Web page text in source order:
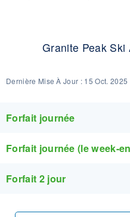
Granite Peak
Dernière Mise À Jour : 15 Oct. 2025
Forfait journée
Forfait journée (le week-
Forfait 2 jour